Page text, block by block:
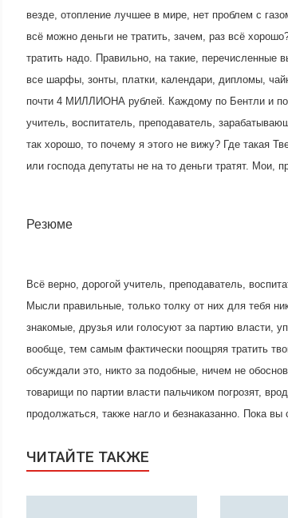
везде, отопление лучшее в мире, нет проблем с
всё можно деньги не тратить, зачем, раз всё
тратить надо. Правильно, на такие,
все шарфы, зонты, платки, календари, дипломы,
почти 4 МИЛЛИОНА рублей. Каждому по Бентли и по
учитель, воспитатель, преподаватель,
так хорошо, то почему я этого не вижу? Где такая
или господа депутаты не на то деньги тратят. Мои,
Резюме
Всё верно, дорогой учитель, преподаватель,
Мысли правильные, только толку от них для тебя
знакомые, друзья или голосуют за партию власти,
вообще, тем самым фактически поощряя тратить
обсуждали это, никто за подобные, ничем не
товарищи по партии власти пальчиком погрозят,
продолжаться, также нагло и безнаказанно. Пока вы
ЧИТАЙТЕ ТАКЖЕ